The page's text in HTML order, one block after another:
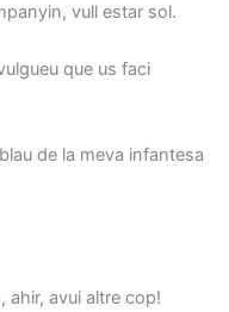
vull estar sol.
que us faci
de la meva infantesa
ahir, avui altre cop!